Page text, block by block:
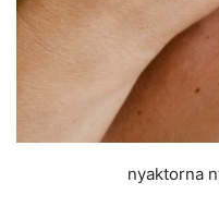
nyaktorna